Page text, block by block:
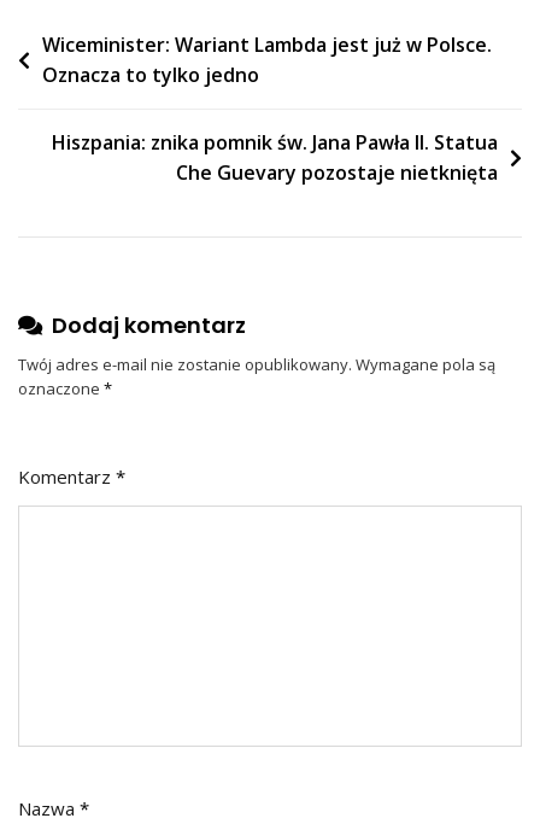
Nawigacja
wpisu
Wiceminister: Wariant Lambda jest już w Polsce.
Oznacza to tylko jedno
Hiszpania: znika pomnik św. Jana Pawła II. Statua
Che Guevary pozostaje nietknięta
Dodaj komentarz
Twój adres e-mail nie zostanie opublikowany. Wymagane pola są
oznaczone *
Komentarz *
Nazwa *